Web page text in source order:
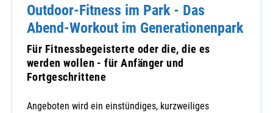
Outdoor-Fitness im Park - Das
Abend-Workout im Generationenpark
Für Fitnessbegeisterte oder die, die es
werden wollen - für Anfänger und
Fortgeschrittene
Angeboten wird ein einstündiges, kurzweiliges